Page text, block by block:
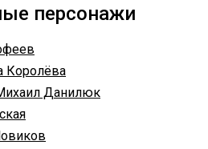
персонажи
Королёва
Данилюк